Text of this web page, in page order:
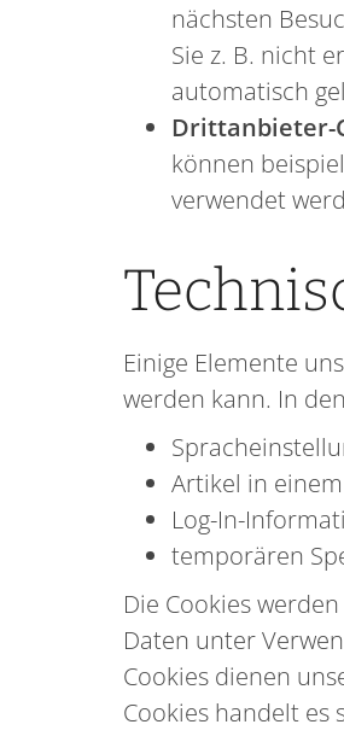
nächsten
Sie z. B. nicht
automatisch
Drittanbieter-
können
verwendet
Einige Elemente
werden kann. In
Artikel in
Log-In-
temporären
Die Cookies
Daten unter
Cookies dienen
Cookies handelt es